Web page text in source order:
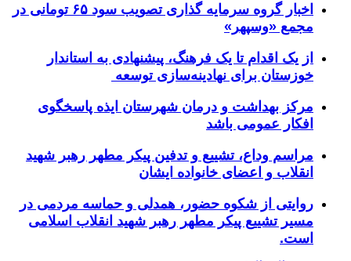
اخبار گروه سرمایه گذاری تصویب سود ۶۵ تومانی در
مجمع «وسپهر»
از یک اقدام تا یک فرهنگ، پیشنهادی به استاندار
خوزستان برای نهادینه‌سازی توسعه
مرکز بهداشت و درمان شهرستان ایذه پاسخگوی
افکار عمومی باشد
مراسم وداع، تشییع و تدفین پیکر مطهر رهبر شهید
انقلاب و اعضای خانواده ایشان
روایتی از شکوه حضور، همدلی و حماسه مردمی در
مسیر تشییع پیکر مطهر رهبر شهید انقلاب اسلامی
است.